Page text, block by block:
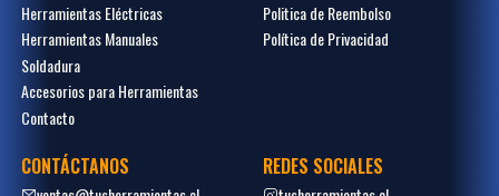
Herramientas Eléctricas
Herramientas Manuales
Soldadura
Accesorios para Herramientas
Contacto
Politica de Reembolso
Política de Privacidad
CONTÁCTANOS REDES SOCIALES